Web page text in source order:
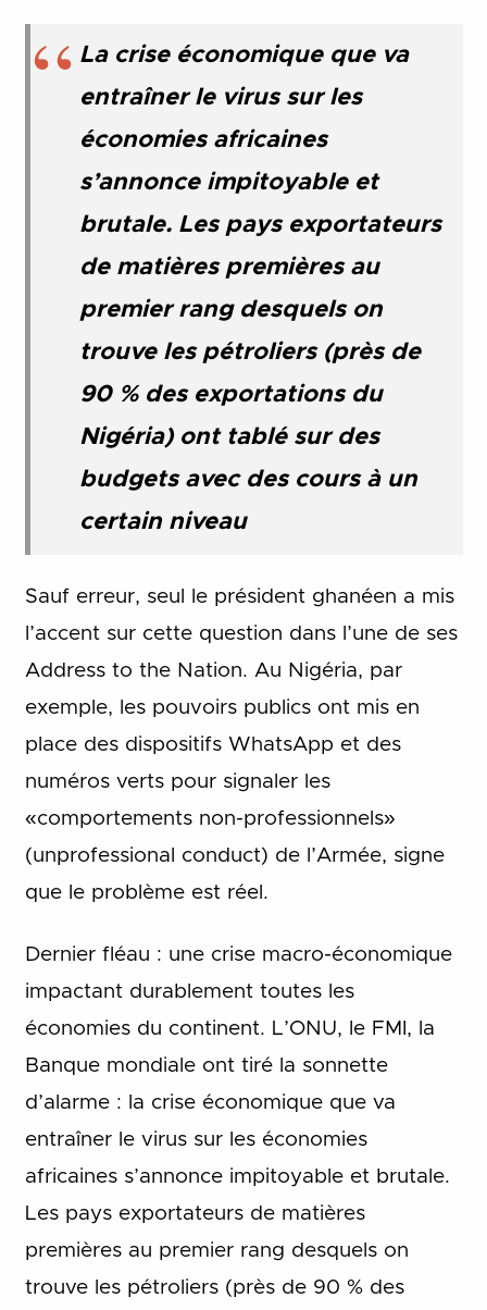
La crise économique que va
entraîner le virus sur les
économies africaines
s’annonce impitoyable et
brutale. Les pays exportateurs
de matières premières au
premier rang desquels on
trouve les pétroliers (près de
90 % des exportations du
Nigéria) ont tablé sur des
budgets avec des cours à un
certain niveau
Sauf erreur, seul le président ghanéen a mis
l’accent sur cette question dans l’une de ses
Address to the Nation. Au Nigéria, par
exemple, les pouvoirs publics ont mis en
place des dispositifs WhatsApp et des
numéros verts pour signaler les
«comportements non-professionnels»
(unprofessional conduct) de l’Armée, signe
que le problème est réel.
Dernier fléau : une crise macro-économique
impactant durablement toutes les
économies du continent. L’ONU, le FMI, la
Banque mondiale ont tiré la sonnette
d’alarme : la crise économique que va
entraîner le virus sur les économies
africaines s’annonce impitoyable et brutale.
Les pays exportateurs de matières
premières au premier rang desquels on
trouve les pétroliers (près de 90 % des